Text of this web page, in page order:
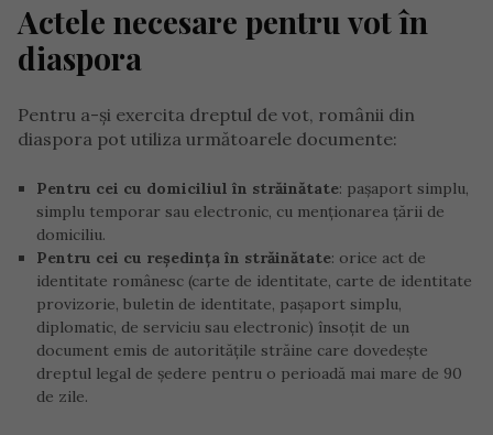
Actele necesare pentru vot în
diaspora
Pentru a-și exercita dreptul de vot, românii din
diaspora pot utiliza următoarele documente:
Pentru cei cu domiciliul în străinătate: pașaport simplu,
simplu temporar sau electronic, cu menționarea țării de
domiciliu.
Pentru cei cu reședința în străinătate: orice act de
identitate românesc (carte de identitate, carte de identitate
provizorie, buletin de identitate, pașaport simplu,
diplomatic, de serviciu sau electronic) însoțit de un
document emis de autoritățile străine care dovedește
dreptul legal de ședere pentru o perioadă mai mare de 90
de zile.